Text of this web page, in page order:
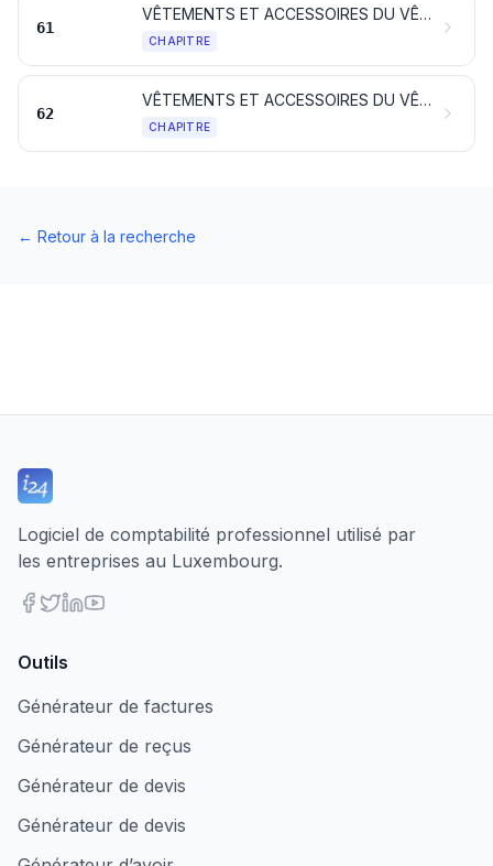
61
VÊTEMENTS ET ACCESSOIRES DU VÊTEMENT, EN BONNETERIE
CHAPITRE
62
VÊTEMENTS ET ACCESSOIRES DU VÊTEMENT, AUTRES QU'EN BONNETERIE
CHAPITRE
← Retour à la recherche
Logiciel de comptabilité professionnel utilisé par
les entreprises au Luxembourg.
Outils
Générateur de factures
Générateur de reçus
Générateur de devis
Générateur de devis